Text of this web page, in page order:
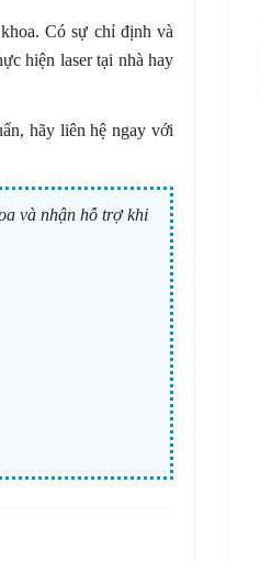
Có sự chỉ định và
hiện laser tại nhà hay
hãy liên hệ ngay với
và nhận hỗ trợ khi